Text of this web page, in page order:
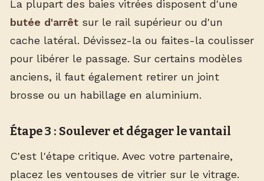
La plupart des baies vitrées disposent d'une
butée d'arrêt sur le rail supérieur ou d'un
cache latéral. Dévissez-la ou faites-la coulisser
pour libérer le passage. Sur certains modèles
anciens, il faut également retirer un joint
brosse ou un habillage en aluminium.
Étape 3 : Soulever et dégager le vantail
C'est l'étape critique. Avec votre partenaire,
placez les ventouses de vitrier sur le vitrage.